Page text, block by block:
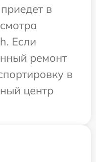
в
Если
ремонт
в
центр